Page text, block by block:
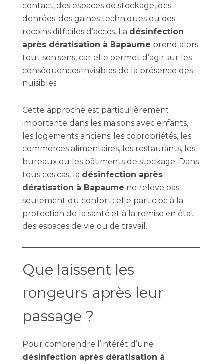
contact, des espaces de stockage, des
denrées, des gaines techniques ou des
recoins difficiles d’accès. La désinfection
après dératisation à Bapaume prend alors
tout son sens, car elle permet d’agir sur les
conséquences invisibles de la présence des
nuisibles.
Cette approche est particulièrement
importante dans les maisons avec enfants,
les logements anciens, les copropriétés, les
commerces alimentaires, les restaurants, les
bureaux ou les bâtiments de stockage. Dans
tous ces cas, la désinfection après
dératisation à Bapaume ne relève pas
seulement du confort : elle participe à la
protection de la santé et à la remise en état
des espaces de vie ou de travail.
Que laissent les
rongeurs après leur
passage ?
Pour comprendre l’intérêt d’une
désinfection après dératisation à